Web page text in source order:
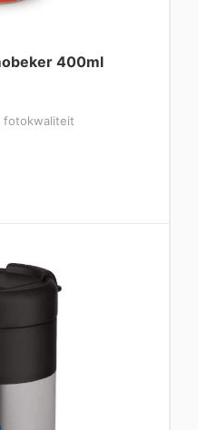
400ml
fotokwaliteit